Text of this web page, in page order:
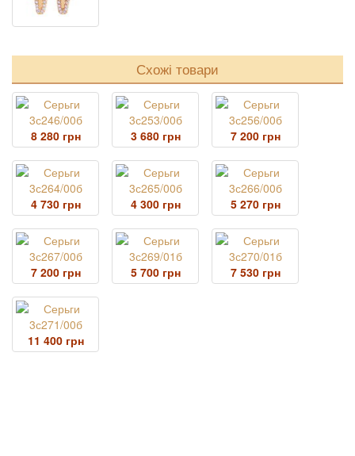
Схожі товари
8 280 грн 3 680 грн 7 200 грн
4 730 грн 4 300 грн 5 270 грн
7 200 грн 5 700 грн 7 530 грн
11 400 грн